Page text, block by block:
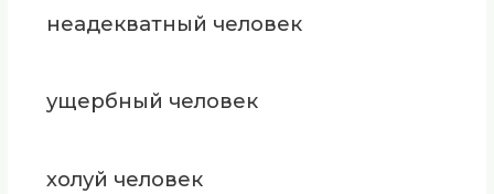
неадекватный человек
ущербный человек
холуй человек